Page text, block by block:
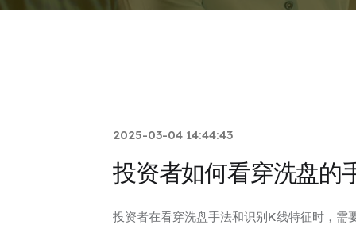
2025-03-04 14:44:43
投资者如何看穿洗盘的
投资者在看穿洗盘手法和识别K线特征时，需